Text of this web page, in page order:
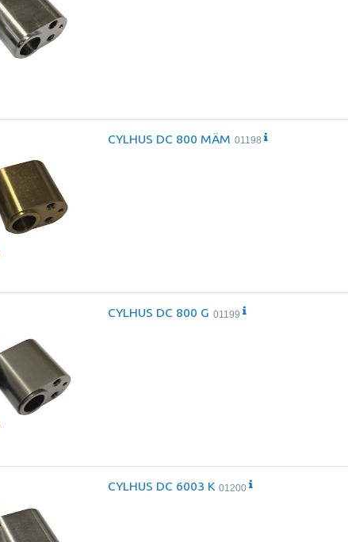
CYLHUS DC 800 MÄM 01198
CYLHUS DC 800 G 01199
CYLHUS DC 6003 K 01200